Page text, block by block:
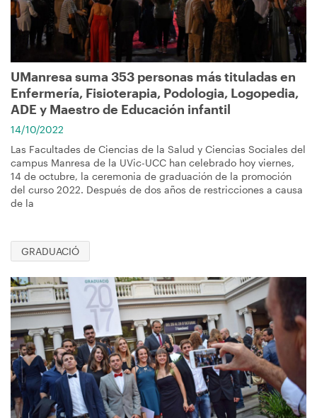
UManresa suma 353 personas más tituladas en
Enfermería, Fisioterapia, Podologia, Logopedia,
ADE y Maestro de Educación infantil
14/10/2022
Las Facultades de Ciencias de la Salud y Ciencias Sociales del
campus Manresa de la UVic-UCC han celebrado hoy viernes,
14 de octubre, la ceremonia de graduación de la promoción
del curso 2022. Después de dos años de restricciones a causa
de la
GRADUACIÓ
Imagen